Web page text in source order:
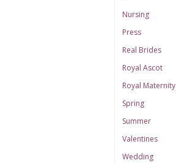
Nursing
Press
Real Brides
Royal Ascot
Royal Maternity
Spring
Summer
Valentines
Wedding